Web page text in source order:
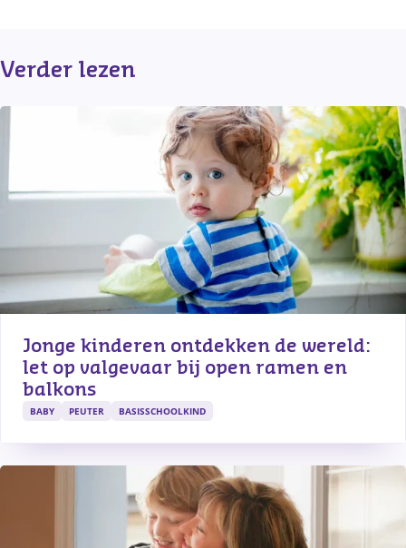
Verder lezen
Jonge kinderen ontdekken de wereld:
let op valgevaar bij open ramen en
balkons
BABY PEUTER BASISSCHOOLKIND